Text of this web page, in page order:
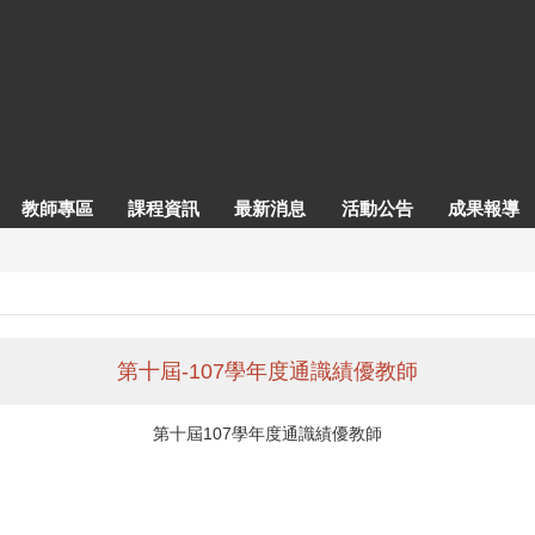
教師專區 課程資訊 最新消息 活動公告 成果報導
第十屆-107學年度通識績優教師
第十屆107學年度通識績優教師